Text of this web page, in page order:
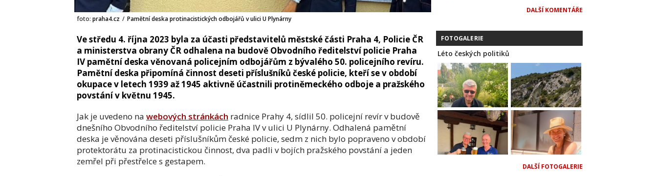
foto: praha4.cz / Pamětní deska protinacistických odbojářů v ulici U Plynárny
Ve středu 4. října 2023 byla za účasti představitelů městské části Praha 4, Policie ČR
a ministerstva obrany ČR odhalena na budově Obvodního ředitelství policie Praha
IV pamětní deska věnovaná policejním odbojářům z bývalého 50. policejního revíru.
Pamětní deska připomíná činnost deseti příslušníků české policie, kteří se v období
okupace v letech 1939 až 1945 aktivně účastnili protiněmeckého odboje a pražského
povstání v květnu 1945.
Jak je uvedeno na webových stránkách radnice Prahy 4, sídlil 50. policejní revír v budově
dnešního Obvodního ředitelství policie Praha IV v ulici U Plynárny. Odhalená pamětní
deska je věnována deseti příslušníkům české policie, sedm z nich bylo popraveno v období
protektorátu za protinacistickou činnost, dva padli v bojích pražského povstání a jeden
zemřel při přestřelce s gestapem.
DALŠÍ KOMENTÁŘE
FOTOGALERIE
Léto českých politiků
DALŠÍ FOTOGALERIE